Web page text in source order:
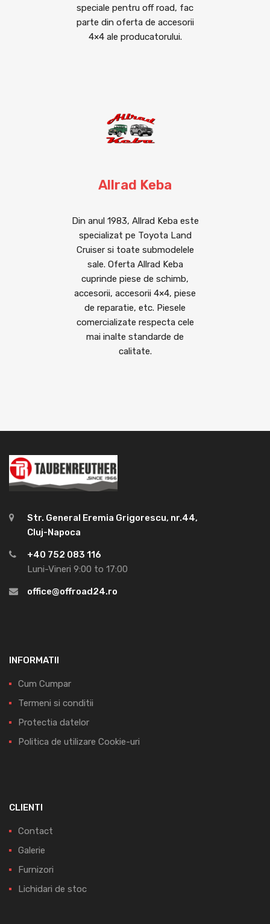
speciale pentru off road, fac
parte din oferta de accesorii
4×4 ale producatorului.
Allrad Keba
Din anul 1983, Allrad Keba este
specializat pe Toyota Land
Cruiser si toate submodelele
sale. Oferta Allrad Keba
cuprinde piese de schimb,
accesorii, accesorii 4×4, piese
de reparatie, etc. Piesele
comercializate respecta cele
mai inalte standarde de
calitate.
Str. General Eremia Grigorescu, nr.44,
Cluj-Napoca
+40 752 083 116
Luni-Vineri 9:00 to 17:00
office@offroad24.ro
INFORMATII
Cum Cumpar
Termeni si conditii
Protectia datelor
Politica de utilizare Cookie-uri
CLIENTI
Contact
Galerie
Furnizori
Lichidari de stoc